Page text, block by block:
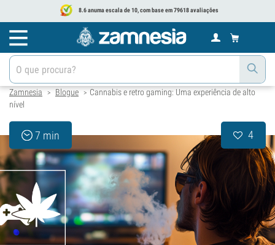
8.6 anuma escala de 10, com base em 79618 avaliações
Zamnesia > Blogue > Cannabis e retro gaming: Uma experiência de alto
nível
7 min 4